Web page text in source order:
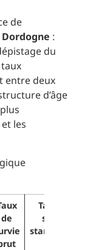
de
Dordogne :
du
entre deux
d’âge
les
de
Taux de
survie
standardisé